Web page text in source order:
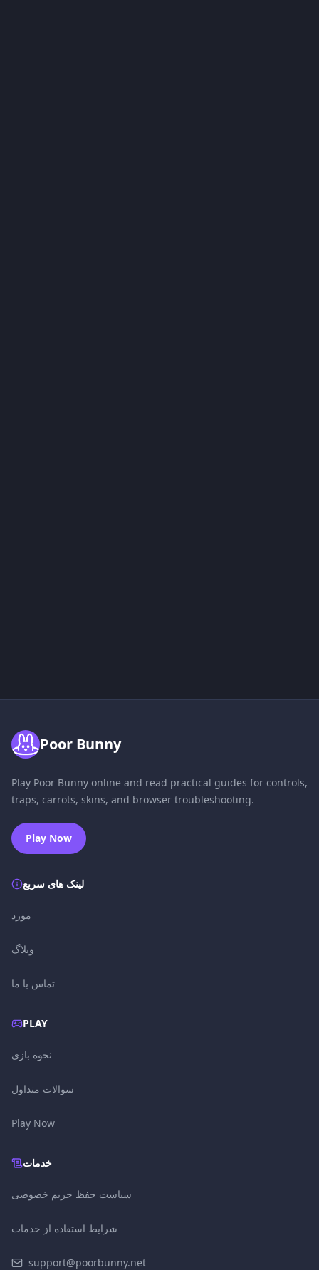
Poor Bunny
Play Poor Bunny online and read practical guides for controls,
traps, carrots, skins, and browser troubleshooting.
Play Now
لینک های سریع
مورد
وبلاگ
تماس با ما
PLAY
نحوه بازی
سوالات متداول
Play Now
خدمات
سیاست حفظ حریم خصوصی
شرایط استفاده از خدمات
support@poorbunny.net